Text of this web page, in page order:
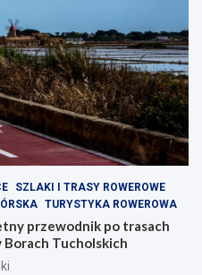
SZLAKI I TRASY ROWEROWE
TURYSTYKA ROWEROWA
przewodnik po trasach
Borach Tucholskich